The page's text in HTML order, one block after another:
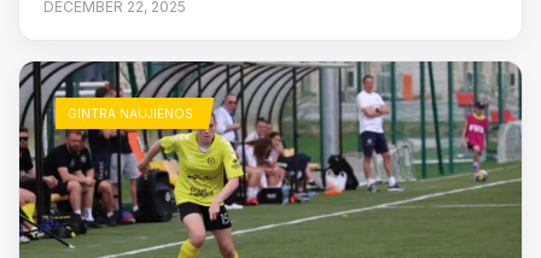
DECEMBER 22, 2025
GINTRA NAUJIENOS